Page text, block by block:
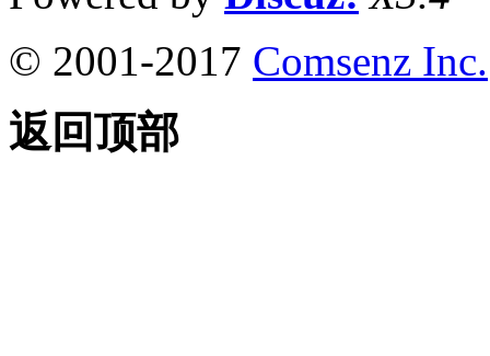
© 2001-2017 Comsenz Inc.
返回顶部